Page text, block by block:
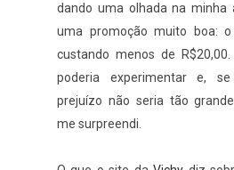
dando uma olhada na minha
uma promoção muito boa:
custando menos de
poderia experimentar e,
prejuízo não seria tão
me surpreendi.